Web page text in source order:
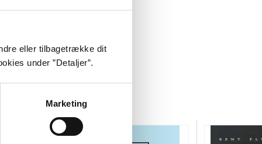
eller tilbagetrække dit
under ”Detaljer”.
Marketing